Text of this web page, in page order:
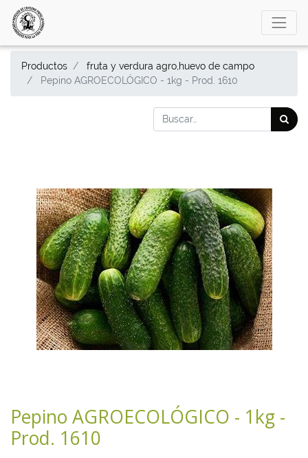
Productos
fruta y verdura agro,huevo de campo
Pepino AGROECOLÓGICO - 1kg - Prod. 1610
Pepino AGROECOLÓGICO - 1kg -
Prod. 1610